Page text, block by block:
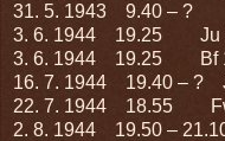
31. 5. 1943 9.40 – ?
3. 6. 1944 19.25
3. 6. 1944 19.25 Bf
16. 7. 1944 19.40 –
22. 7. 1944 18.55
2. 8. 1944 19.50 –